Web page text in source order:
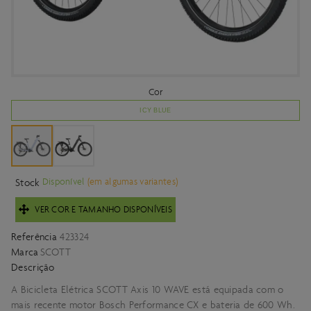
Cor
ICY BLUE
Stock Disponível (em algumas variantes)
VER COR E TAMANHO DISPONÍVEIS
Referência 423324
Marca SCOTT
Descrição
A Bicicleta Elétrica SCOTT Axis 10 WAVE está equipada com o
mais recente motor Bosch Performance CX e bateria de 600 Wh.